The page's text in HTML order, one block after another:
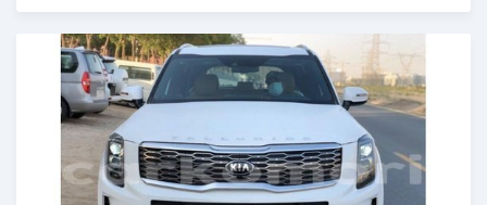
Publié il y a presque 6 ans